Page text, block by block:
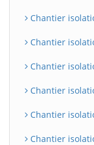
Chantier
Chantier
Chantier
Chantier
Chantier
Chantier